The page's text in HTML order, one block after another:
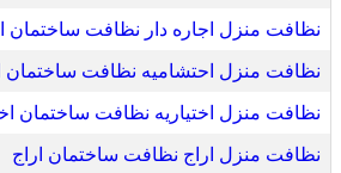
نظافت منزل اجاره دار نظافت ساختمان
نظافت منزل احتشامیه نظافت ساختمان
نظافت منزل اختیاریه نظافت ساختمان
نظافت منزل اراج نظافت ساختمان اراج